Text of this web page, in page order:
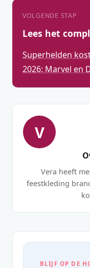
VOLGENDE STAP
Lees het
Superhelden
2026: Marvel en
V
Vera heeft
feestkleding
BLIJF OP DE